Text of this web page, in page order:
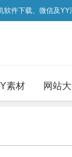
件下载、微信及YY
素材 网站